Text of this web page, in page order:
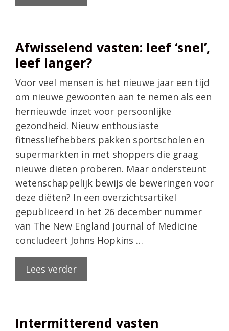
Afwisselend vasten: leef ‘snel’,
leef langer?
Voor veel mensen is het nieuwe jaar een tijd
om nieuwe gewoonten aan te nemen als een
hernieuwde inzet voor persoonlijke
gezondheid. Nieuw enthousiaste
fitnessliefhebbers pakken sportscholen en
supermarkten in met shoppers die graag
nieuwe diëten proberen. Maar ondersteunt
wetenschappelijk bewijs de beweringen voor
deze diëten? In een overzichtsartikel
gepubliceerd in het 26 december nummer
van The New England Journal of Medicine
concludeert Johns Hopkins …
Lees verder
Intermitterend vasten